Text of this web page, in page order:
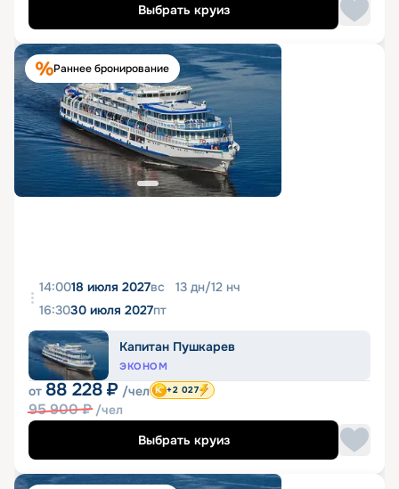
Выбрать круиз
Раннее бронирование
14:0018 июля 2027вс 13 дн/12 нч
16:3030 июля 2027пт
Капитан Пушкарев
ЭКОНОМ
от 88 228 ₽ /чел
95 900₽ /чел
+2 027
Выбрать круиз